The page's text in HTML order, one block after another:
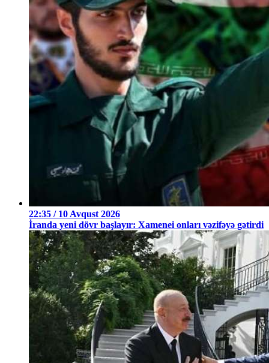
22:35 / 10 Avqust 2026
İranda yeni dövr başlayır: Xamenei onları vəzifəyə gətirdi